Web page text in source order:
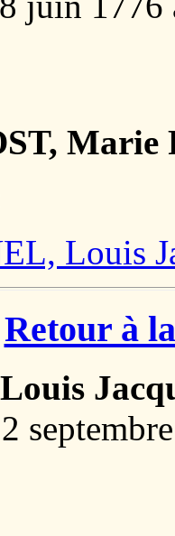
Marie
Louis
Retour à